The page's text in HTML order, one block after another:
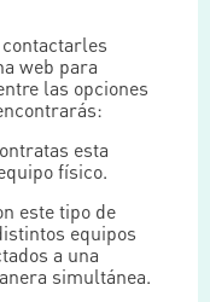
web para
las opciones
esta
físico.
este tipo de
equipos
a una
simultánea.